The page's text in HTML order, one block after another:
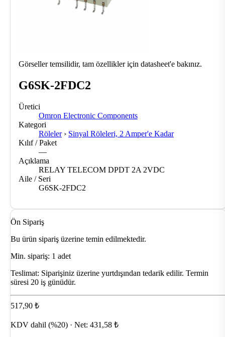
Görseller temsilidir, tam özellikler için datasheet'e bakınız.
G6SK-2FDC2
Üretici
Omron Electronic Components
Kategori
Röleler › Sinyal Röleleri, 2 Amper'e Kadar
Kılıf / Paket
—
Açıklama
RELAY TELECOM DPDT 2A 2VDC
Aile / Seri
G6SK-2FDC2
Ön Sipariş
Bu ürün sipariş üzerine temin edilmektedir.
Min. sipariş: 1 adet
Teslimat: Siparişiniz üzerine yurtdışından tedarik edilir. Termin
süresi 20 iş günüdür.
517,90 ₺
KDV dahil (%20) · Net: 431,58 ₺